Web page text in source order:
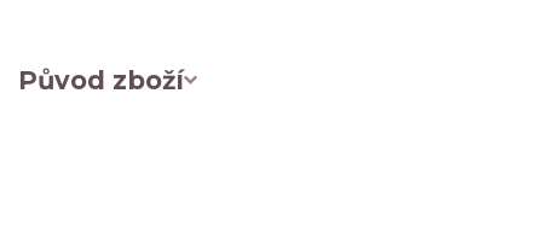
Původ zboží